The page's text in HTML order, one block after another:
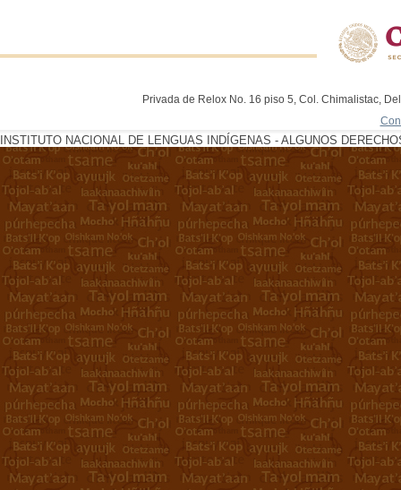
Privada de Relox No. 16 piso 5, Col. Chimalistac,
INSTITUTO NACIONAL DE LENGUAS INDÍGENAS - ALGUNOS